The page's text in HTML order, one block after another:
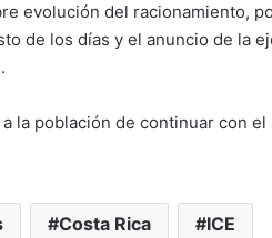
evolución del racionamiento,
de los días y el anuncio de la
la población de continuar con
Costa Rica ICE